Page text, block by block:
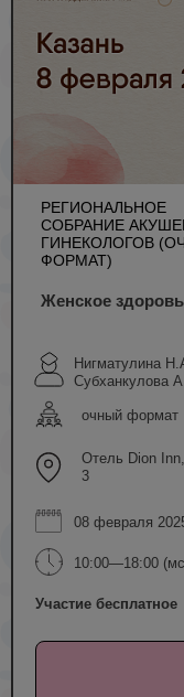
РЕГИОНАЛЬНОЕ
СОБРАНИЕ
ГИНЕКОЛОГОВ
ФОРМАТ)
Женское
Нигматулина
Субханкулова
очный формат
Отель Dion
3
08 февраля
10:00—18:00
Участие бесплатное